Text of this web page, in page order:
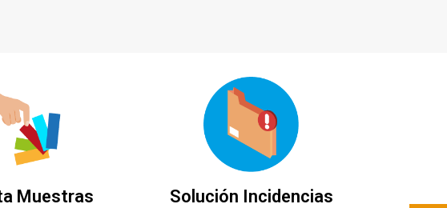
Muestras Solución Incidencias